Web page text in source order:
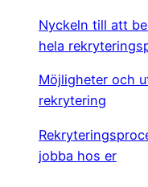
Nyckeln till att
hela
Möjligheter och
rekrytering
jobba hos er